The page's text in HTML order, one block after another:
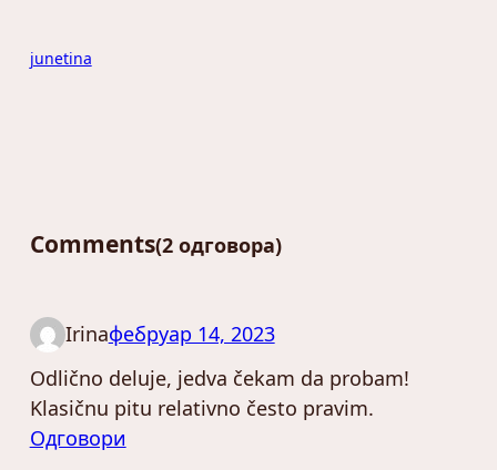
junetina
Comments 2 одговора
Irinaфебруар 14, 2023
Odlično deluje, jedva čekam da probam!
Klasičnu pitu relativno često pravim.
Одговори